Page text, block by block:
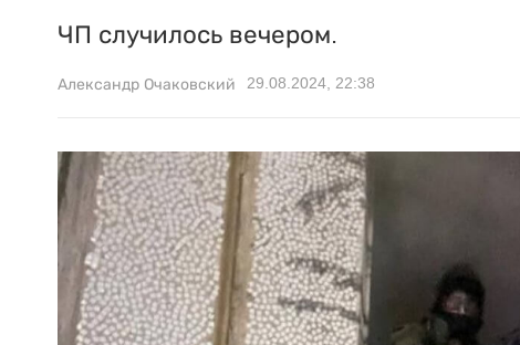
ЧП случилось вечером.
Александр Очаковский 29.08.2024, 22:38